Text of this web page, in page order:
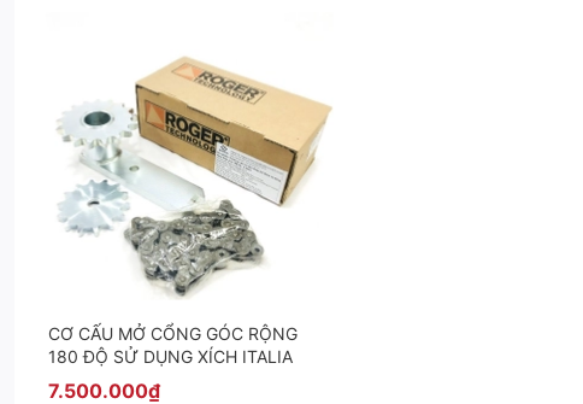
CƠ CẤU MỞ CỔNG GÓC RỘNG
180 ĐỘ SỬ DỤNG XÍCH ITALIA
7.500.000₫